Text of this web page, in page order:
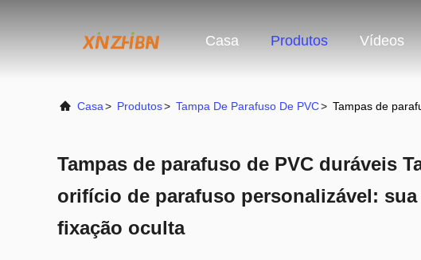
Casa Produtos Vídeos
Casa> Produtos> Tampa De Parafuso De PVC> Tampas de
Tampas de parafuso de PVC duráveis
orifício de parafuso personalizável:
fixação oculta